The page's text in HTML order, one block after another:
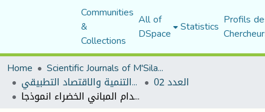
Communities
&
Collections
All of
DSpace Statistics Profils
Home
Scientific Journals of M'Sila University
مجلة التنمية والاقتصاد التطبيقي العدد 02
تطوير البناء العقاري نحو مجتمع مستدام المباني الخضراء انموذجا – -